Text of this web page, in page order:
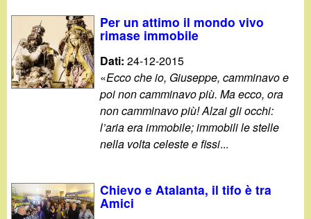
Per un attimo il mondo vivo
rimase immobile
Dati:24-12-2015
«Ecco che io, Giuseppe, camminavo e
poi non camminavo più. Ma ecco, ora
non camminavo più! Alzai gli occhi:
l’aria era immobile; immobili le stelle
nella volta celeste e fissi...
Chievo e Atalanta, il tifo è tra
Amici